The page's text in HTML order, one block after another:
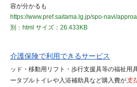
容が分かるも
https://www.pref.saitama.lg.jp/spo-navi/
別：html サイズ：26.433KB
介護保険で利用できるサービス
ッド・移動用リフト・歩行支援具等の福祉用
ータブルトイレや入浴補助具など購入費が支